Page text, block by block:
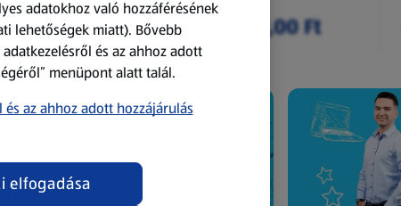
3 799,00 Ft 3 399,00 Ft
adatokhoz való hozzáférésének
lehetőségek miatt). Bővebb
és az ahhoz adott
menüpont alatt talál.
az ahhoz adott hozzájárulás
elfogadása